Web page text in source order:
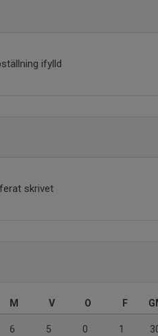
ifylld
skrivet
M V O F
6 5 0 1